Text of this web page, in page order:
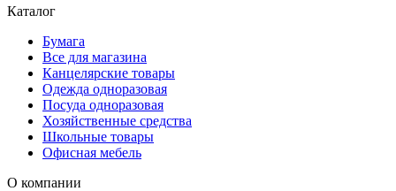
Каталог
Бумага
Все для магазина
Канцелярские товары
Одежда одноразовая
Посуда одноразовая
Хозяйственные средства
Школьные товары
Офисная мебель
О компании